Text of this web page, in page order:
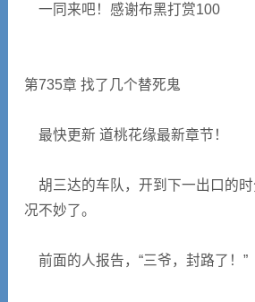
一同来吧！感谢布黑打赏100
第735章 找了几个替死鬼
最快更新 道桃花缘最新章节！
胡三达的车队，开到下一出口的
况不妙了。
前面的人报告，“三爷，封路了！”